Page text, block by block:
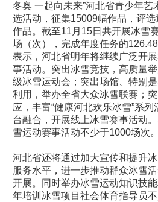
冬奥 一起向未来”河北省青少年艺
选活动，征集15009幅作品，评选
作品。截至11月15日共开展冰雪
场（次），完成年度任务的
表示，河北省明年将继续广泛开
事活动。突出冰雪竞技，高质量
级冰雪运动会；突出场馆、特别
利用，举办全省大众冰雪联赛；
应，丰富“健康河北欢乐冰雪”系
台融合，开展线上冰雪赛事活动
雪运动赛事活动不少于1000场次。
河北省还将通过加大宣传和提升
服务水平，进一步推动群众冰雪
开展。同时举办冰雪运动知识技
年培训冰雪项目社会体育指导员